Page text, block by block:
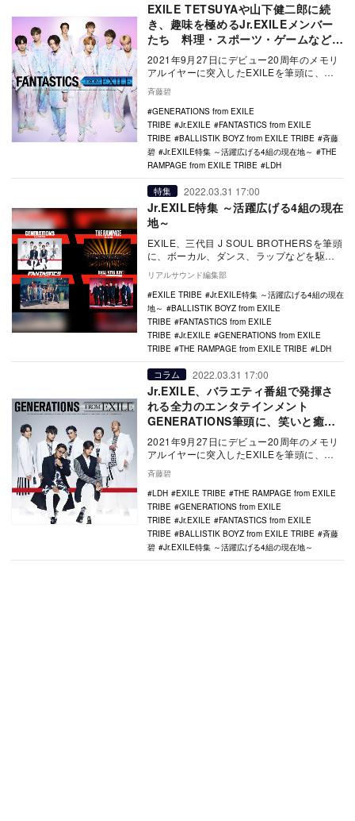
EXILE TETSUYAや山下健二郎に続
き、趣味を極めるJr.EXILEメンバー
たち 料理・スポーツ・ゲームなど多
岐に広がる活躍
2021年9月27日にデビュー20周年のメモリ
アルイヤーに突入したEXILEを筆頭に、音
楽活動だけでなく、さまざまな分野で才能
を…
斉藤碧
GENERATIONS from EXILE
TRIBE
Jr.EXILE
FANTASTICS from EXILE
TRIBE
BALLISTIK BOYZ from EXILE TRIBE
斉藤
碧
Jr.EXILE特集 ～活躍広げる4組の現在地～
THE
RAMPAGE from EXILE TRIBE
LDH
特集 2022.03.31 17:00
Jr.EXILE特集 ～活躍広げる4組の現在
地～
EXILE、三代目 J SOUL BROTHERSを筆頭
に、ボーカル、ダンス、ラップなどを駆使
して多彩なエンタテインメントを届け…
リアルサウンド編集部
EXILE TRIBE
Jr.EXILE特集 ～活躍広げる4組の現在
地～
BALLISTIK BOYZ from EXILE
TRIBE
FANTASTICS from EXILE
TRIBE
Jr.EXILE
GENERATIONS from EXILE
TRIBE
THE RAMPAGE from EXILE TRIBE LDH
コラム 2022.03.31 17:00
Jr.EXILE、バラエティ番組で発揮さ
れる全力のエンタテインメント
GENERATIONS筆頭に、笑いと癒し
を生み出すメンバーたち
2021年9月27日にデビュー20周年のメモリ
アルイヤーに突入したEXILEを筆頭に、音
楽活動だけでなく、さまざまな分野で才能
を…
斉藤碧
LDH
EXILE TRIBE
THE RAMPAGE from EXILE
TRIBE
GENERATIONS from EXILE
TRIBE
Jr.EXILE
FANTASTICS from EXILE
TRIBE
BALLISTIK BOYZ from EXILE TRIBE
斉藤
碧
Jr.EXILE特集 ～活躍広げる4組の現在地～